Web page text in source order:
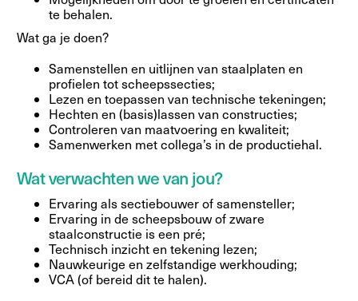
te behalen.
Wat ga je doen?
Samenstellen en uitlijnen van staalplaten en
profielen tot scheepssecties;
Lezen en toepassen van technische tekeningen;
Hechten en (basis)lassen van constructies;
Controleren van maatvoering en kwaliteit;
Samenwerken met collega’s in de productiehal.
Wat verwachten we van jou?
Ervaring als sectiebouwer of samensteller;
Ervaring in de scheepsbouw of zware
staalconstructie is een pré;
Technisch inzicht en tekening lezen;
Nauwkeurige en zelfstandige werkhouding;
VCA (of bereid dit te halen).